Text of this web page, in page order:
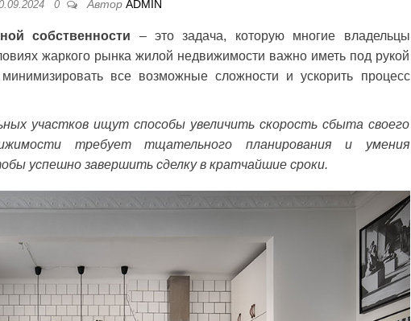
0 Автор ADMIN
собственности – это задача, которую многие владельцы
жаркого рынка жилой недвижимости важно иметь под рукой
все возможные сложности и ускорить процесс
участков ищут способы увеличить скорость сбыта своего
требует тщательного планирования и умения
успешно завершить сделку в кратчайшие сроки.